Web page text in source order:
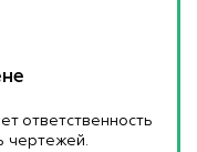
ответственность
чертежей.